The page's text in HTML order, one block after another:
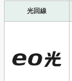
光回線